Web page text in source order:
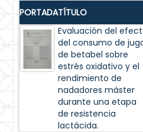
PORTADATÍTULO
Evaluación del
del consumo de
de betabel sobre
estrés oxidativo y el
rendimiento de
nadadores máster
durante una etapa
de resistencia
lactácida.